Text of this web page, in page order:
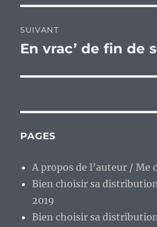
SUIVANT
Publication
En vrac’ de fin de
PAGES
A propos de l’auteur / Me
Bien choisir sa
2019
Bien choisir sa